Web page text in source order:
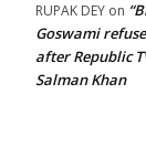
RUPAK DEY on
Goswami
after Republic
Salman Khan